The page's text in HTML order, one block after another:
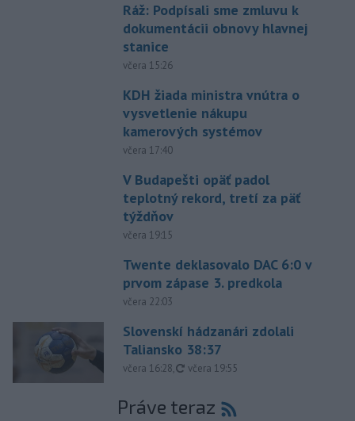
Ráž: Podpísali sme zmluvu k
dokumentácii obnovy hlavnej
stanice
včera 15:26
KDH žiada ministra vnútra o
vysvetlenie nákupu
kamerových systémov
včera 17:40
V Budapešti opäť padol
teplotný rekord, tretí za päť
týždňov
včera 19:15
Twente deklasovalo DAC 6:0 v
prvom zápase 3. predkola
včera 22:03
Slovenskí hádzanári zdolali
Taliansko 38:37
včera 16:28, aktualizované
včera 19:55
Práve teraz